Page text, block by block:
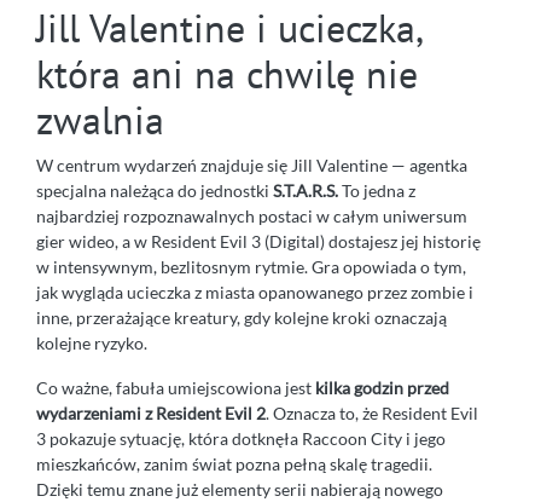
Jill Valentine i ucieczka,
która ani na chwilę nie
zwalnia
W centrum wydarzeń znajduje się Jill Valentine — agentka
specjalna należąca do jednostki S.T.A.R.S.To jedna z
najbardziej rozpoznawalnych postaci w całym uniwersum
gier wideo, a w Resident Evil 3 (Digital) dostajesz jej historię
w intensywnym, bezlitosnym rytmie. Gra opowiada o tym,
jak wygląda ucieczka z miasta opanowanego przez zombie i
inne, przerażające kreatury, gdy kolejne kroki oznaczają
kolejne ryzyko.
Co ważne, fabuła umiejscowiona jest kilka godzin przed
wydarzeniami z Resident Evil 2. Oznacza to, że Resident Evil
3 pokazuje sytuację, która dotknęła Raccoon City i jego
mieszkańców, zanim świat pozna pełną skalę tragedii.
Dzięki temu znane już elementy serii nabierają nowego